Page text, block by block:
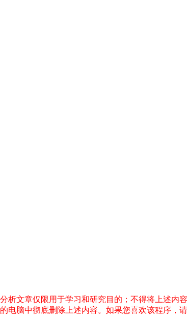
析文章仅限用于学习和研究目的；不得将上述内
电脑中彻底删除上述内容。如果您喜欢该程序